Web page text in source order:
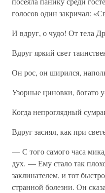
голосов один закричал:
И вдруг, о чудо! От тела
Вдруг яркий свет
Он рос, он ширился,
Узорные циновки, богато
Когда непроглядный
Вдруг засиял, как при
— С того самого часа
дух. — Ему стало так
заклинателем, и тот
странной болезни. Он